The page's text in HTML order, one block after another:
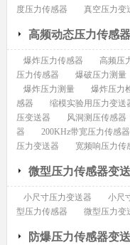
度压力传感器
真空压力变
高频动态压力传感
爆炸压力传感器 高频压
压力传感器
爆破压力测量
爆炸压力测量
爆炸压力
感器
缩模实验用压力变送
压变送器
风洞测压传感器
器
200KHz带宽压力传感器
压力变送器
宽频响压力传
微型压力传感器变
小尺寸压力变送器 小尺
型压力传感器
微型压力变
防爆压力传感器变